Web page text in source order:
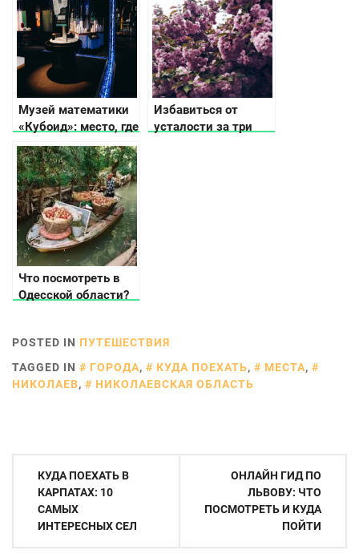
Музей математики
«Кубоид»: место, где
числа оживают
Избавиться от
усталости за три
Что посмотреть в
Одесской области?
POSTED IN ПУТЕШЕСТВИЯ
TAGGED IN
ГОРОДА, КУДА ПОЕХАТЬ, МЕСТА,
НИКОЛАЕВ, НИКОЛАЕВСКАЯ ОБЛАСТЬ
Навигация
записям
КУДА ПОЕХАТЬ В
КАРПАТАХ: 10
САМЫХ
ИНТЕРЕСНЫХ СЕЛ
ОНЛАЙН ГИД ПО
ЛЬВОВУ: ЧТО
ПОСМОТРЕТЬ И КУДА
ПОЙТИ